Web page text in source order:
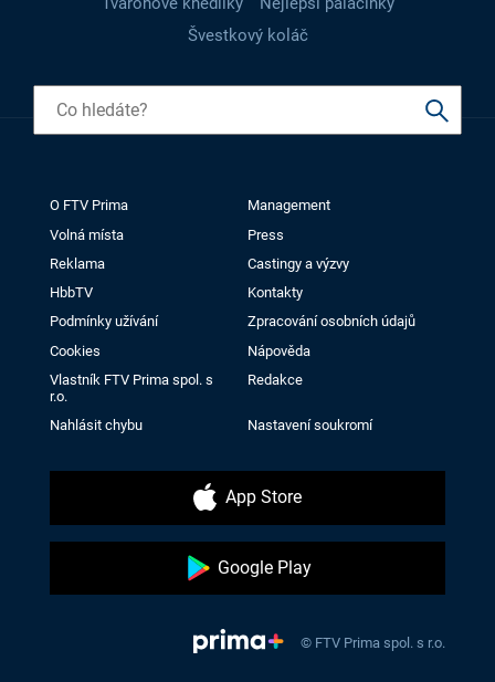
Švestkový koláč
O FTV Prima
Management
Volná místa
Press
Reklama
Castingy a výzvy
HbbTV
Kontakty
Podmínky užívání
Zpracování osobních údajů
Cookies
Nápověda
Vlastník FTV Prima spol. s
r.o.
Redakce
Nahlásit chybu Nastavení soukromí
App Store
Google Play
© FTV Prima spol. s r.o.